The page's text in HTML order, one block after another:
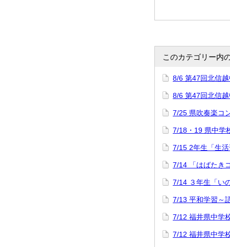
このカテゴリー内
8/6 第47回北信
8/6 第47回北信
7/25 県吹奏楽コ
7/18・19 県中学
7/15 2年生「生活
7/14 「はばたき
7/14 ３年生「い
7/13 平和学習～
7/12 福井県中学
7/12 福井県中学